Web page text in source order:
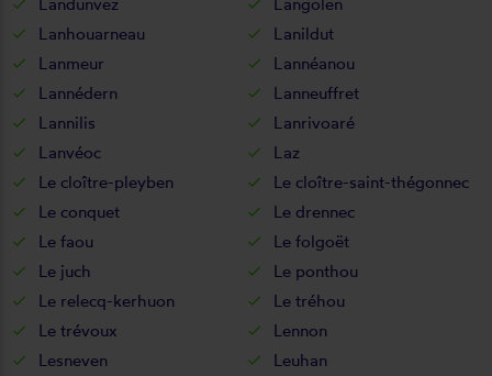
Lanhouarneau
Lanildut
Lanmeur
Lannéanou
Lannédern
Lanneuffret
Lannilis
Lanrivoaré
Lanvéoc
Laz
Le cloître-pleyben
Le cloître-saint-thégonnec
Le conquet
Le drennec
Le faou
Le folgoët
Le juch
Le ponthou
Le relecq-kerhuon
Le tréhou
Le trévoux
Lennon
Lesneven
Leuhan